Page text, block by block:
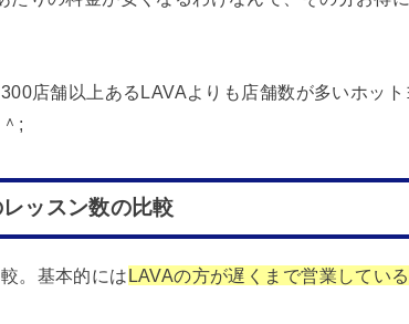
店舗以上あるLAVAよりも店舗数が多いホッ
;
ッスン数の比較
。基本的にはLAVAの方が遅くまで営業している